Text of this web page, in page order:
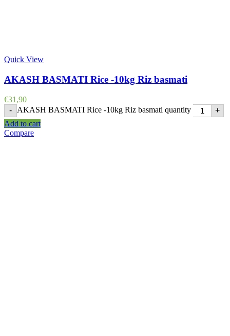
Quick View
AKASH BASMATI Rice -10kg Riz basmati
€31,90
-
AKASH BASMATI Rice -10kg Riz basmati quantity
+
Add to cart
Compare